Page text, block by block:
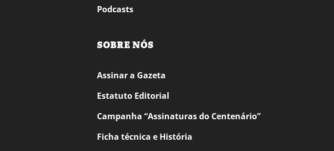
Podcasts
SOBRE NÓS
Assinar a Gazeta
Estatuto Editorial
Campanha “Assinaturas do Centenário”
Ficha técnica e História